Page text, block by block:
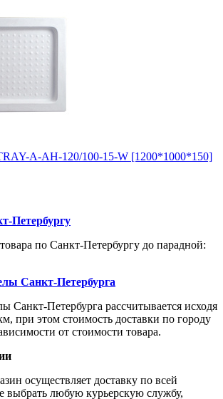
A-AH-120/100-15-W [1200*1000*150]
Петербургу
по Санкт-Петербургу до парадной:
Санкт-Петербурга
Санкт-Петербурга рассчитывается исходя
при этом стоимость доставки по городу
от стоимости товара.
осуществляет доставку по всей
выбрать любую курьерскую службу,